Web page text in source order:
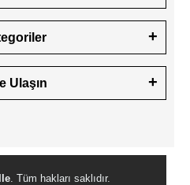
Ulaşın
. Tüm hakları saklıdır.